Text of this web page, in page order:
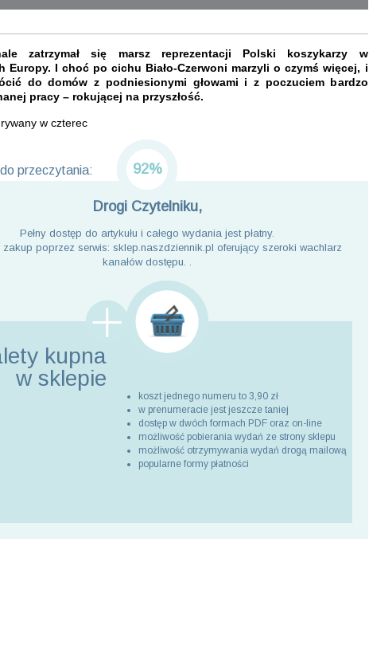
zatrzymał się marsz reprezentacji Polski koszykarzy w
Europy. I choć po cichu Biało-Czerwoni marzyli o czymś więcej, i
do domów z podniesionymi głowami i z poczuciem bardzo
pracy – rokującej na przyszłość.
w czterec
przeczytania: 92%
Drogi Czytelniku,
Pełny dostęp do artykułu i całego wydania jest płatny.
poprzez serwis: sklep.naszdziennik.pl oferujący szeroki wachlarz
kanałów dostępu. .
kupna
w sklepie
koszt jednego numeru to 3,90 zł
w prenumeracie jest jeszcze taniej
dostęp w dwóch formach PDF oraz on-line
możliwość pobierania wydań ze strony sklepu
możliwość otrzymywania wydań drogą mailową
popularne formy płatności